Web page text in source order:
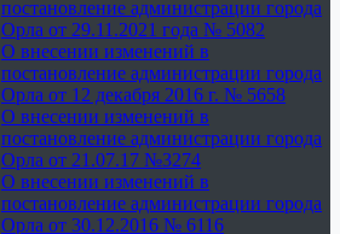
постановление администрации города
Орла от 29.11.2021 года № 5082
О внесении изменений в
постановление администрации города
Орла от 12 декабря 2016 г. № 5658
О внесении изменений в
постановление администрации города
Орла от 21.07.17 №3274
О внесении изменений в
постановление администрации города
Орла от 30.12.2016 № 6116